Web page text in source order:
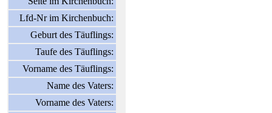
Lfd-Nr im Kirchenbuch:
Geburt des Täuflings:
Taufe des Täuflings:
Vorname des Täuflings:
Name des Vaters:
Vorname des Vaters: